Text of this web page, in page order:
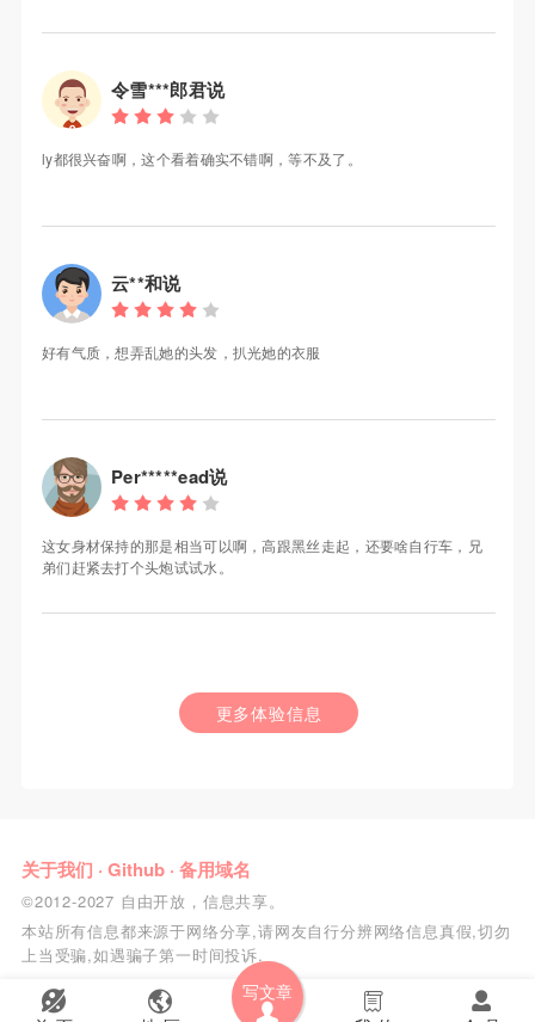
写文章
令雪***郎君说
ly都很兴奋啊，这个看着确实不错啊，等不及了。
云**和说
好有气质，想弄乱她的头发，扒光她的衣服
Per*****ead说
这女身材保持的那是相当可以啊，高跟黑丝走起，还要啥自行车，兄
弟们赶紧去打个头炮试试水。
更多体验信息
关于我们 · Github· 备用域名
©2012-2027 自由开放，信息共享。
本站所有信息都来源于网络分享,请网友自行分辨网络信息真假,切勿
上当受骗,如遇骗子第一时间投诉.